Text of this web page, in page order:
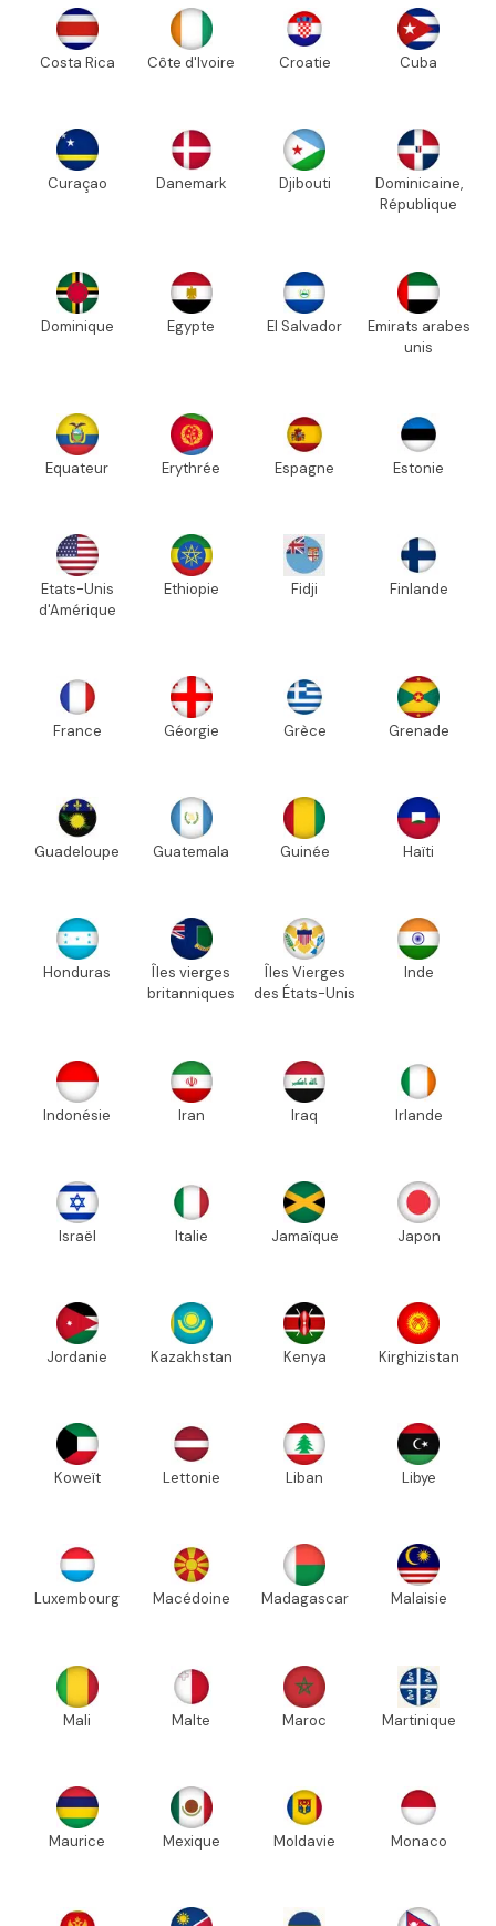
Costa Rica Côte d'Ivoire Croatie Cuba
Curaçao Danemark Djibouti
Dominicaine,
République
Dominique Egypte El Salvador
Emirats arabes
unis
Equateur Erythrée Espagne Estonie
Etats-Unis
d'Amérique
Ethiopie Fidji Finlande
France Géorgie Grèce Grenade
Guadeloupe Guatemala Guinée Haïti
Honduras
Îles vierges
britanniques
Îles Vierges
des États-Unis
Inde
Indonésie Iran Iraq Irlande
Israël Italie Jamaïque Japon
Jordanie Kazakhstan Kenya Kirghizistan
Koweït Lettonie Liban Libye
Luxembourg Macédoine Madagascar Malaisie
Mali Malte Maroc Martinique
Maurice Mexique Moldavie Monaco